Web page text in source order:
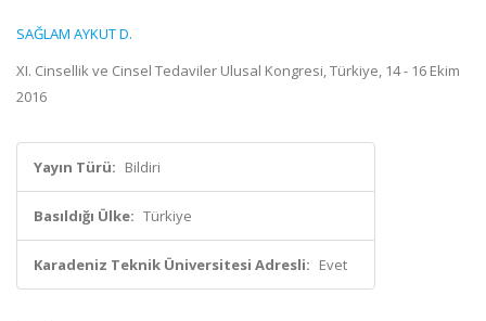
SAĞLAM AYKUT D.
XI. Cinsellik ve Cinsel Tedaviler Ulusal Kongresi, Türkiye, 14 - 16 Ekim
2016
Yayın Türü: Bildiri
Basıldığı Ülke: Türkiye
Karadeniz Teknik Üniversitesi Adresli: Evet